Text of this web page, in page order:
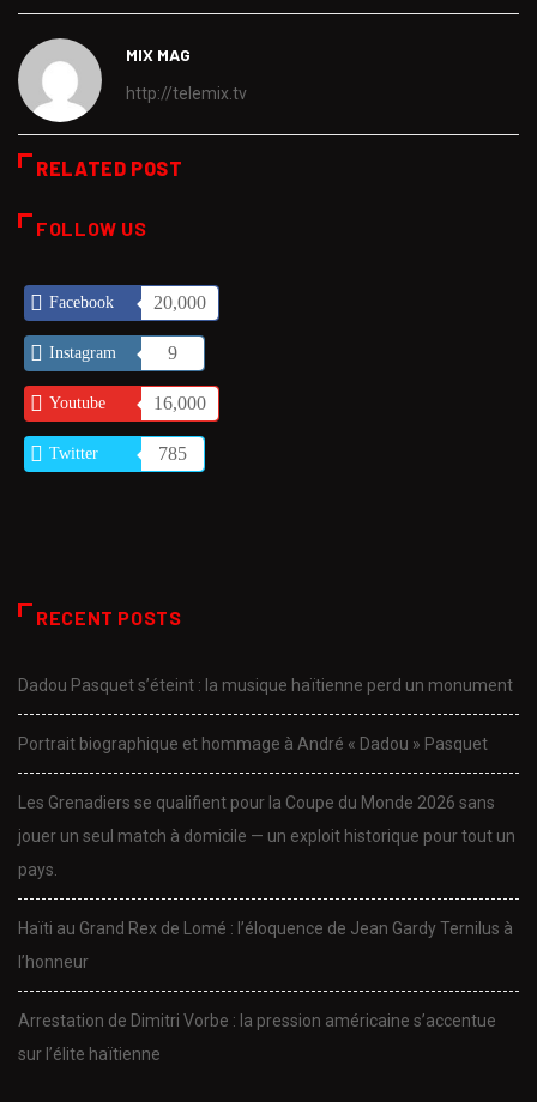
MIX MAG
http://telemix.tv
RELATED POST
FOLLOW US
Facebook 20,000
Instagram 9
Youtube 16,000
Twitter 785
RECENT POSTS
Dadou Pasquet s’éteint : la musique haïtienne perd un monument
Portrait biographique et hommage à André « Dadou » Pasquet
Les Grenadiers se qualifient pour la Coupe du Monde 2026 sans
jouer un seul match à domicile — un exploit historique pour tout un
pays.
Haïti au Grand Rex de Lomé : l’éloquence de Jean Gardy Ternilus à
l’honneur
Arrestation de Dimitri Vorbe : la pression américaine s’accentue
sur l’élite haïtienne